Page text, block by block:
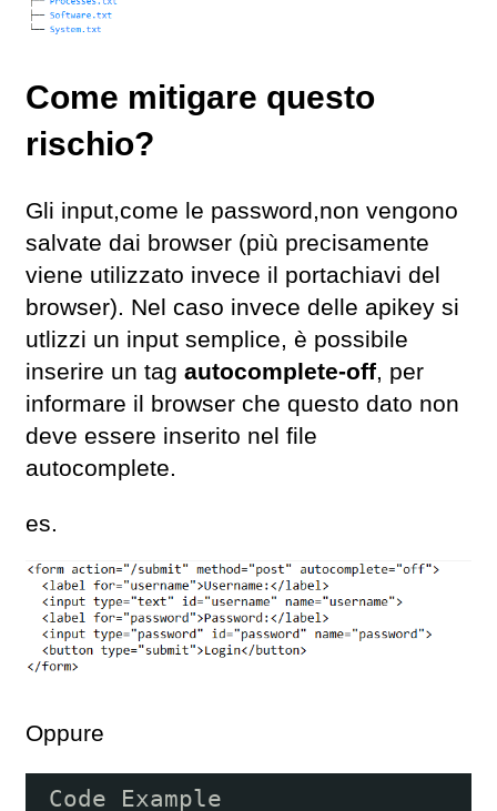
Come mitigare questo
rischio?
Gli input,come le password,non vengono
salvate dai browser (più precisamente
viene utilizzato invece il portachiavi del
browser). Nel caso invece delle apikey si
utlizzi un input semplice, è possibile
inserire un tag autocomplete-off, per
informare il browser che questo dato non
deve essere inserito nel file
autocomplete.
es.
Oppure
Code Example